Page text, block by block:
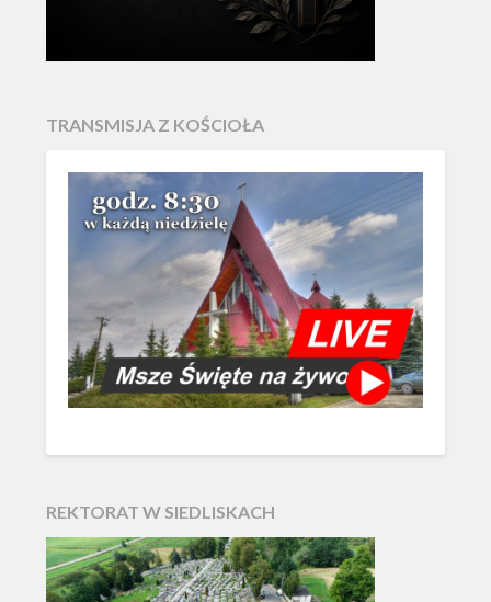
TRANSMISJA Z KOŚCIOŁA
REKTORAT W SIEDLISKACH